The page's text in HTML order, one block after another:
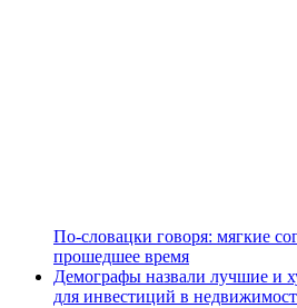
По-словацки говоря: мягкие
прошедшее время
Демографы назвали лучшие и
для инвестиций в